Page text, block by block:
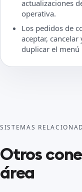
actualizaciones
operativa.
Los pedidos de
aceptar,
duplicar el menú
SISTEMAS
Otros
área